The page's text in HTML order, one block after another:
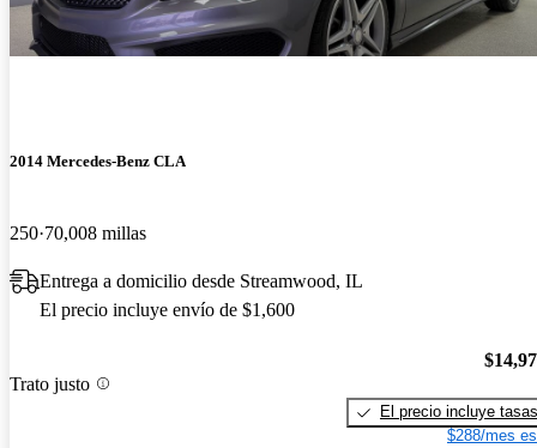
2014 Mercedes-Benz CLA
250 70,008 millas
Entrega a domicilio desde Streamwood, IL
El precio incluye envío de $1,600
Trato justo
El precio incluye tasas
$288/mes